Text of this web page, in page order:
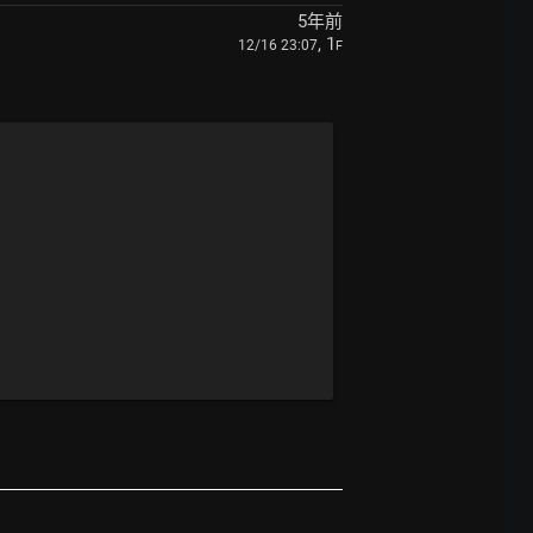
5年前
12/16 23:07, 1 F